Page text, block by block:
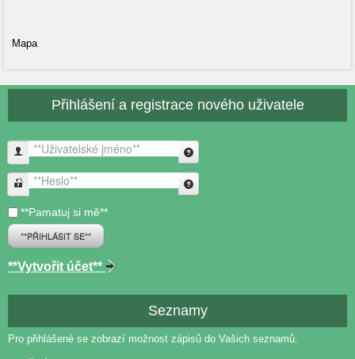
Mapa
Přihlášení a registrace nového uživatele
**Uživatelské jméno**
**Heslo**
**Pamatuj si mě**
**PŘIHLÁSIT SE**
**Vytvořit účet**
Seznamy
Pro přihlášené se zobrazí možnost zápisů do Vašich seznamů.